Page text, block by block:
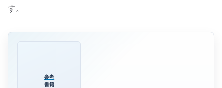
す。
参考
書籍